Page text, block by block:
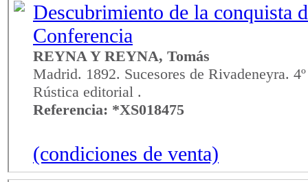
Descubrimiento de la conquista
Conferencia
REYNA Y REYNA, Tomás
Madrid. 1892. Sucesores de Rivadeneyra.
Rústica editorial .
Referencia: *XS018475
(condiciones de venta)